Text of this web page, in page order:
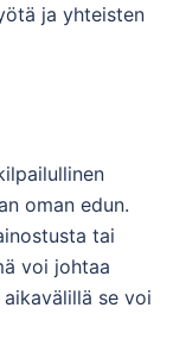
ja yhteisten
oman edun.
tai
voi johtaa
se voi